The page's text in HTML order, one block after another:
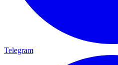
Telegram